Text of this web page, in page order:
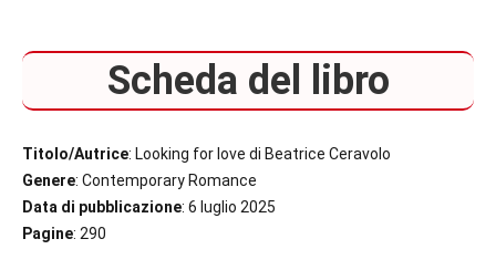
Scheda del libro
Titolo/Autrice: Looking for love di Beatrice Ceravolo
Genere: Contemporary Romance
Data di pubblicazione: 6 luglio 2025
Pagine: 290